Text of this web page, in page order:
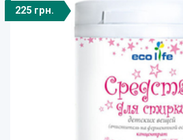
225 грн.